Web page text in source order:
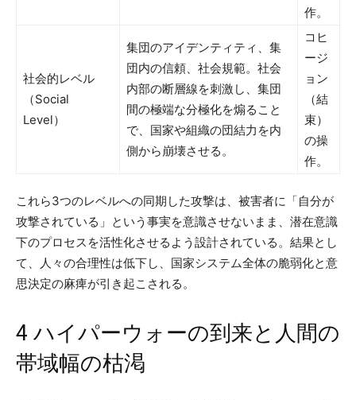
作。
社会的レベル
（Social
Level）
集団のアイデンティティ、集
団内の信頼、社会規範。社会
内部の断層線を刺激し、集団
間の極端な分極化を煽ること
で、国家や組織の団結力を内
側から崩壊させる。
コヒ
ージ
ョン
（結
束）
の操
作。
これら3つのレベルへの同期した攻撃は、被害者に「自分が
攻撃されている」という事実を意識させないまま、潜在意識
下のプロセスを活性化させるよう設計されている。結果とし
て、人々の合理性は低下し、国家システム全体の脆弱化と意
思決定の麻痺が引き起こされる。
4 ハイパーウォーの到来と人間の
帯域幅の枯渇